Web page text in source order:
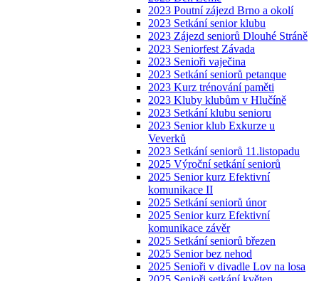
2023 Poutní zájezd Brno a okolí
2023 Setkání senior klubu
2023 Zájezd seniorů Dlouhé Stráně
2023 Seniorfest Závada
2023 Senioři vaječina
2023 Setkání seniorů petanque
2023 Kurz trénování paměti
2023 Kluby klubům v Hlučíně
2023 Setkání klubu senioru
2023 Senior klub Exkurze u
Veverků
2023 Setkání seniorů 11.listopadu
2025 Výroční setkání seniorů
2025 Senior kurz Efektivní
komunikace II
2025 Setkání seniorů únor
2025 Senior kurz Efektivní
komunikace závěr
2025 Setkání seniorů březen
2025 Senior bez nehod
2025 Senioři v divadle Lov na losa